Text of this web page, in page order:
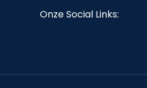
Onze Social Links: